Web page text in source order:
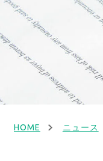
HOME ニュース